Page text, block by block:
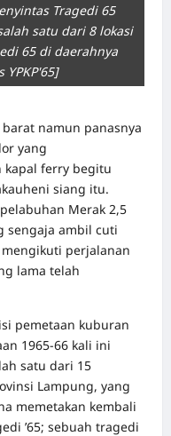
Tragedi 65
satu dari 8 lokasi
65 di daerahnya
YPKP'65]
namun panasnya
yang
kapal ferry begitu
siang itu.
Merak 2,5
sengaja ambil cuti
perjalanan
lama telah
pemetaan kuburan
1965-66 kali ini
satu dari 15
Lampung, yang
memetakan kembali
’65; sebuah tragedi